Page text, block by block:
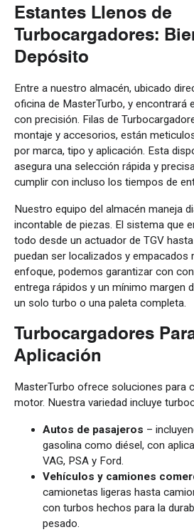
Estantes Llenos de
Turbocargadores:
Depósito
Entre a nuestro almacén, ubicado
oficina de MasterTurbo, y encontrará
con precisión. Filas de
montaje y accesorios, están
por marca, tipo y aplicación. Esta
asegura una selección rápida y
cumplir con incluso los tiempos de
Nuestro equipo del almacén maneja
incontable de piezas. El sistema que
todo desde un actuador de TGV
puedan ser localizados y empacados
enfoque, podemos garantizar con
entrega rápidos y un mínimo margen
un solo turbo o una paleta completa.
Turbocargadores
Aplicación
MasterTurbo ofrece soluciones para
motor. Nuestra variedad incluye
Autos de pasajeros –
gasolina como diésel, con
VAG, PSA y Ford.
Vehículos y camiones
camionetas ligeras hasta
con turbos hechos para la
pesado.